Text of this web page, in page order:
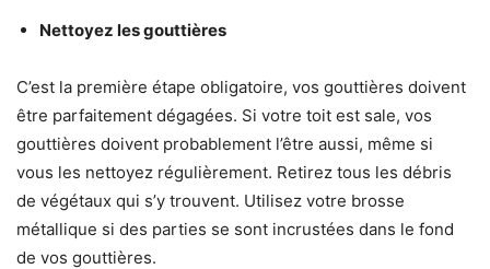
Nettoyez les gouttières
C’est la première étape obligatoire, vos gouttières doivent
être parfaitement dégagées. Si votre toit est sale, vos
gouttières doivent probablement l’être aussi, même si
vous les nettoyez régulièrement. Retirez tous les débris
de végétaux qui s’y trouvent. Utilisez votre brosse
métallique si des parties se sont incrustées dans le fond
de vos gouttières.